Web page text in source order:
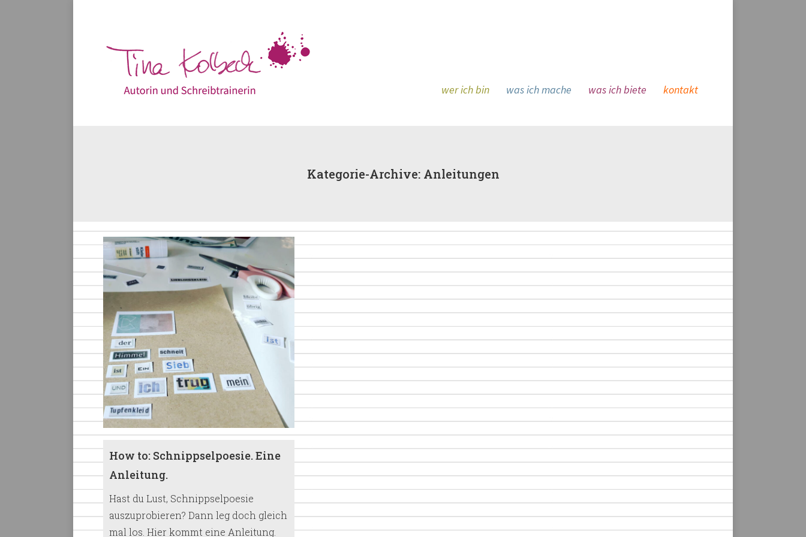
wer ich bin was ich mache was ich biete kontakt
Kategorie-Archive: Anleitungen
How to: Schnippselpoesie. Eine
Anleitung.
Hast du Lust, Schnippselpoesie
auszuprobieren? Dann leg doch gleich
mal los. Hier kommt eine Anleitung.